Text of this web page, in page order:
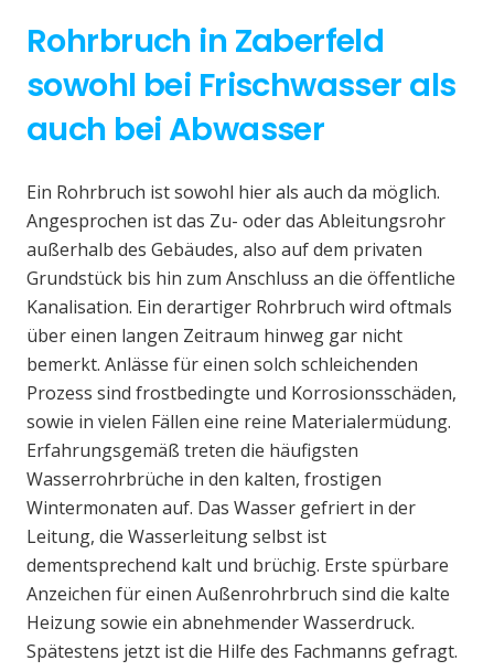
Rohrbruch in Zaberfeld
sowohl bei Frischwasser als
auch bei Abwasser
Ein Rohrbruch ist sowohl hier als auch da möglich.
Angesprochen ist das Zu- oder das Ableitungsrohr
außerhalb des Gebäudes, also auf dem privaten
Grundstück bis hin zum Anschluss an die öffentliche
Kanalisation. Ein derartiger Rohrbruch wird oftmals
über einen langen Zeitraum hinweg gar nicht
bemerkt. Anlässe für einen solch schleichenden
Prozess sind frostbedingte und Korrosionsschäden,
sowie in vielen Fällen eine reine Materialermüdung.
Erfahrungsgemäß treten die häufigsten
Wasserrohrbrüche in den kalten, frostigen
Wintermonaten auf. Das Wasser gefriert in der
Leitung, die Wasserleitung selbst ist
dementsprechend kalt und brüchig. Erste spürbare
Anzeichen für einen Außenrohrbruch sind die kalte
Heizung sowie ein abnehmender Wasserdruck.
Spätestens jetzt ist die Hilfe des Fachmanns gefragt.